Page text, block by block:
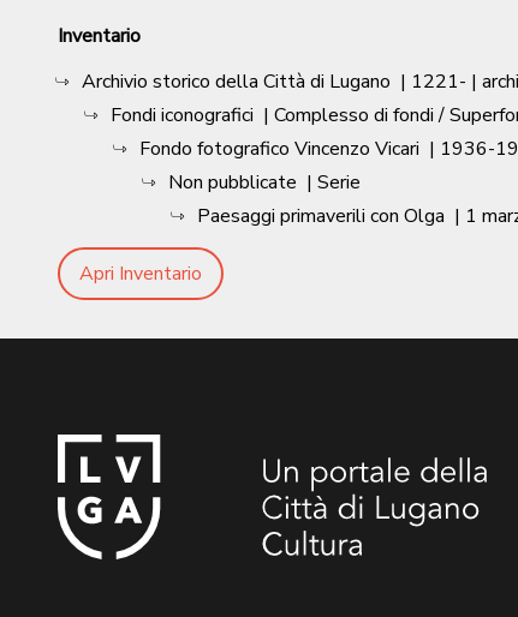
Inventario
Archivio storico della Città di Lugano | 1221- |
Fondi iconografici | Complesso di fondi /
Fondo fotografico Vincenzo Vicari | 1936-
Non pubblicate | Serie
Paesaggi primaverili con Olga | 1
Apri Inventario